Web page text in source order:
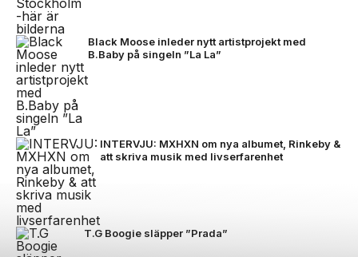
Black Moose inleder nytt artistprojekt med
B.Baby på singeln ”La La”
INTERVJU: MXHXN om nya albumet, Rinkeby &
att skriva musik med livserfarenhet
T.G Boogie släpper ”Prada”